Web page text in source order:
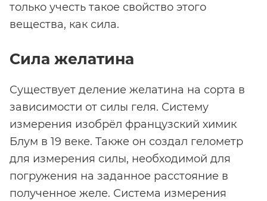
только учесть такое свойство этого
вещества, как сила.
Сила желатина
Существует деление желатина на сорта в
зависимости от силы геля. Систему
измерения изобрёл французский химик
Блум в 19 веке. Также он создал гелометр
для измерения силы, необходимой для
погружения на заданное расстояние в
полученное желе. Система измерения